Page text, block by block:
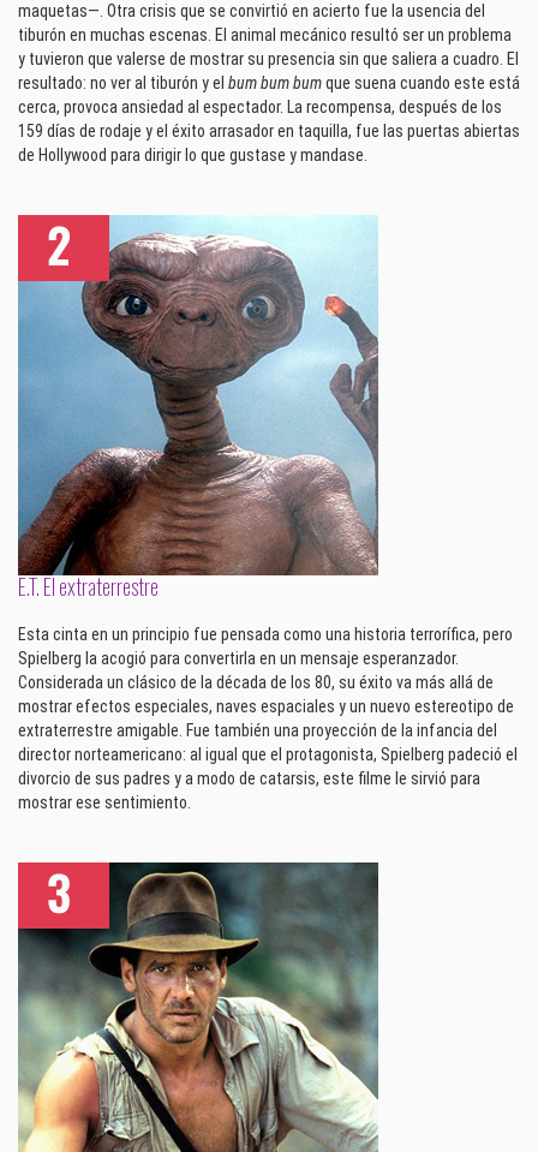
maquetas—. Otra crisis que se convirtió en acierto fue la usencia del
tiburón en muchas escenas. El animal mecánico resultó ser un problema
y tuvieron que valerse de mostrar su presencia sin que saliera a cuadro. El
resultado: no ver al tiburón y el bum bum bumque suena cuando este está
cerca, provoca ansiedad al espectador. La recompensa, después de los
159 días de rodaje y el éxito arrasador en taquilla, fue las puertas abiertas
de Hollywood para dirigir lo que gustase y mandase.
E.T. El extraterrestre
Esta cinta en un principio fue pensada como una historia terrorífica, pero
Spielberg la acogió para convertirla en un mensaje esperanzador.
Considerada un clásico de la década de los 80, su éxito va más allá de
mostrar efectos especiales, naves espaciales y un nuevo estereotipo de
extraterrestre amigable. Fue también una proyección de la infancia del
director norteamericano: al igual que el protagonista, Spielberg padeció el
divorcio de sus padres y a modo de catarsis, este filme le sirvió para
mostrar ese sentimiento.